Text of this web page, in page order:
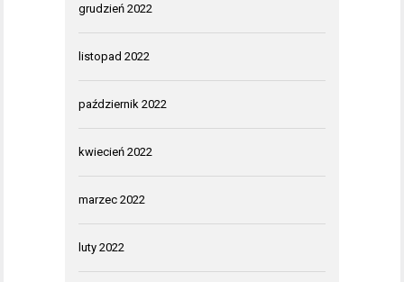
grudzień 2022
listopad 2022
październik 2022
kwiecień 2022
marzec 2022
luty 2022